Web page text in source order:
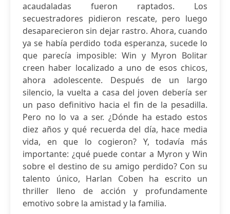
acaudaladas fueron raptados. Los
secuestradores pidieron rescate, pero luego
desaparecieron sin dejar rastro. Ahora, cuando
ya se había perdido toda esperanza, sucede lo
que parecía imposible: Win y Myron Bolitar
creen haber localizado a uno de esos chicos,
ahora adolescente. Después de un largo
silencio, la vuelta a casa del joven debería ser
un paso definitivo hacia el fin de la pesadilla.
Pero no lo va a ser. ¿Dónde ha estado estos
diez años y qué recuerda del día, hace media
vida, en que lo cogieron? Y, todavía más
importante: ¿qué puede contar a Myron y Win
sobre el destino de su amigo perdido? Con su
talento único, Harlan Coben ha escrito un
thriller lleno de acción y profundamente
emotivo sobre la amistad y la familia.